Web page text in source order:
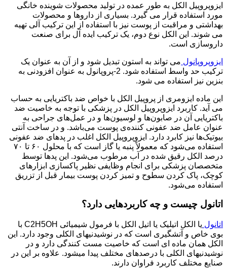
ایزوپروپیل الکل به طور عمده در تولید محصولات شوینده خانگی
مورد استفاده قرار می گیرد. بسیاری از داروها و محصولات
بهداشتی و مراقبت از پوست نیز با استفاده از این ترکیب آلی تهیه
می شوند. این الکل نوع دوم، یک ترکیب ایده آل برای صنعت
داروسازی است.
ایزوپروپانول می تواند به استون تبدیل شود و از آن به عنوان یک
ترکیب حد واسط استفاده شود. 2-پروپانول به عنوان افزودنی به
بنزین نیز استفاده می شود.
این ماده ایزومری از پروپیل الکل با خواص ضد باکتریایی به حساب
می آید. کاربرد ایزوپروپیل الکل در پزشکی با توجه به خاصیت ضد
باکتریایی آن در صابون‌ها و لوسیون‌ها و در عمل‌های جراحی به
عنوان عامل ضد عفونی کننده‌ی پوست می‌باشد. و در ساخت آنتی
بیوتیک‌ها نیز کابرد دارد. ایزوپروپیل الکل اغلب در پدهای ضد عفونی
استفاده می‌شود که معمولاً پنبه یا گاز است که با محلول ۶۰ تا ۷۰
درصد الکل رقیق شده در آب مرطوب می‌شود. این پدها توسط
متخصصان پزشکی برای انجام وظایفی نظیر پاکسازی ابزارهای
کوچک، پاک کردن سطوح و تمیز کردن پوست بیمار قبل از تزریق
استفاده می‌شود.
اتانول چیست و چه کاربردهایی دارد؟
اتانول
یا الکل اتیلیک یا اتیل الکل با فرمول شیمیائی C2H5OH با
بوی خاص و آتشگیری است که در نوشیدنیهای الکلی وجود دارد. این
الکل همان ماده ای است که خاصیت مست کنندگی دارد و در
نوشیدنیهای الکلی با درصدهای مختلف پیدا میشود. علاوه بر این در
صنایع مختلف کاربرد فراوان دارند.